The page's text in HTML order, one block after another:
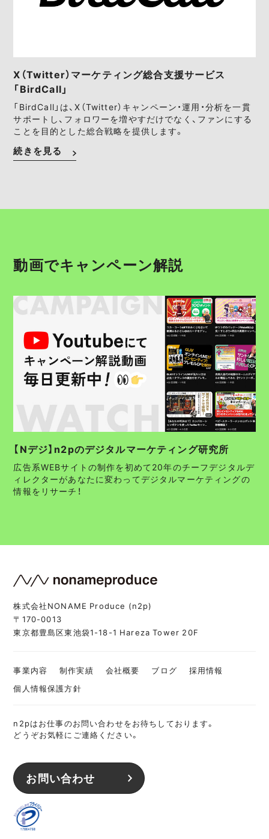
X（Twitter）マーケティング総合支援サービス
「BirdCall」
「BirdCall」は、X（Twitter）キャンペーン・運用・分析を一貫
サポートし、フォロワーを増やすだけでなく、ファンにする
ことを目的とした総合戦略を提供します。
続きを見る
動画でキャンペーン解説
【Nデジ】n2pのデジタルマーケティング研究所
広告系WEBサイトの制作を初めて20年のチーフデジタルデ
ィレクターがあなたに変わってデジタルマーケティングの
情報をリサーチ！
株式会社NONAME Produce (n2p)
〒170-0013
東京都豊島区東池袋1-18-1 Hareza Tower 20F
事業内容 制作実績 会社概要 ブログ
採用情報
個人情報保護方針
n2pはお仕事のお問い合わせをお待ちしております。
どうぞお気軽にご連絡ください。
お問い合わせ